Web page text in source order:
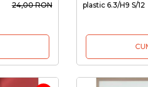
24,00 RON
plastic 6.3/H9 S/12